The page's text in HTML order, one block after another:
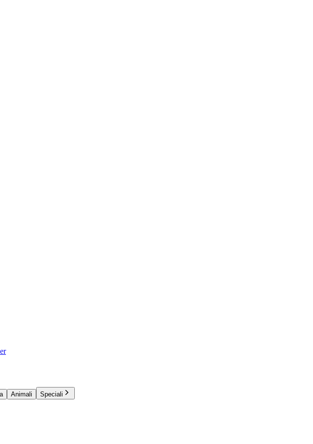
Animali
Speciali